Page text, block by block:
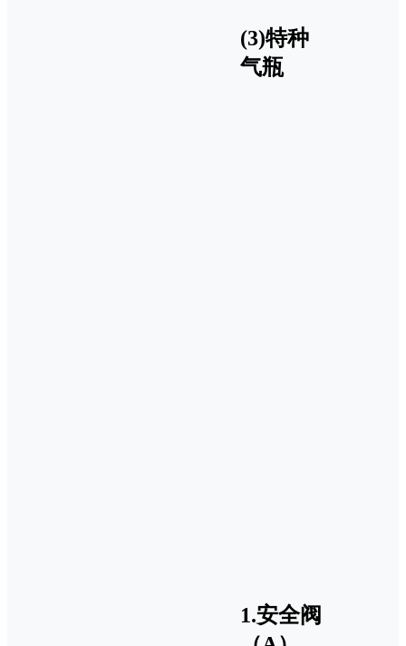
(3)特种
气瓶
1.安全阀